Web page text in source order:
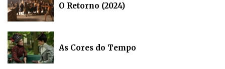
O Retorno (2024)
As Cores do Tempo